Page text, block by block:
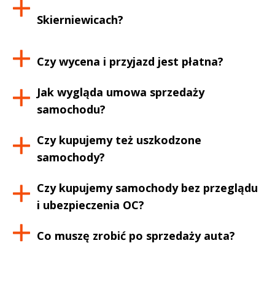
Skierniewicach?
Czy wycena i przyjazd jest płatna?
Jak wygląda umowa sprzedaży
samochodu?
Czy kupujemy też uszkodzone
samochody?
Czy kupujemy samochody bez przeglądu
i ubezpieczenia OC?
Co muszę zrobić po sprzedaży auta?